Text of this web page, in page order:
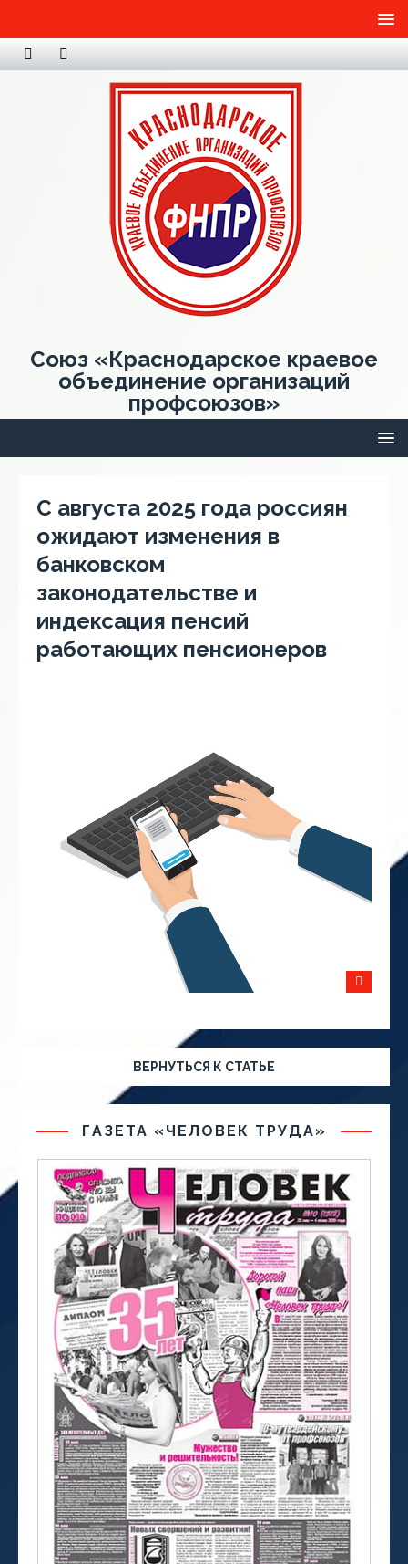
Союз «Краснодарское краевое
объединение организаций
профсоюзов»
С августа 2025 года россиян
ожидают изменения в
банковском
законодательстве и
индексация пенсий
работающих пенсионеров
ВЕРНУТЬСЯ К СТАТЬЕ
ГАЗЕТА «ЧЕЛОВЕК ТРУДА»